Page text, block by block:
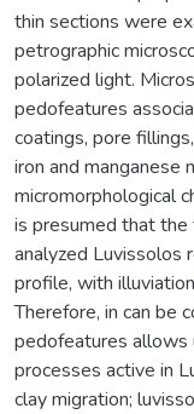
thin sections were
petrographic
polarized light.
pedofeatures
coatings, pore
iron and manganese
micromorphological
is presumed that
analyzed Luvissolos
profile, with
Therefore, in can be
pedofeatures
processes active in
clay migration;